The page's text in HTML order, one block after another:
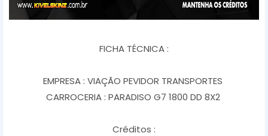
FICHA TÉCNICA :
EMPRESA : VIAÇÃO PEVIDOR TRANSPORTES
CARROCERIA : PARADISO G7 1800 DD 8X2
Créditos :